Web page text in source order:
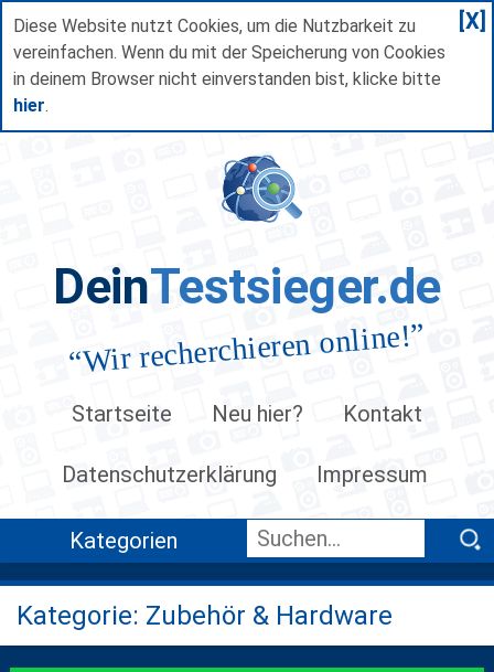
Diese Website nutzt Cookies, um die Nutzbarkeit zu
vereinfachen. Wenn du mit der Speicherung von Cookies
in deinem Browser nicht einverstanden bist, klicke bitte
hier.
[X]
DeinTestsieger.de
“Wir recherchieren online!”
Startseite Neu hier? Kontakt
Datenschutzerklärung Impressum
Kategorien
Kategorie: Zubehör & Hardware